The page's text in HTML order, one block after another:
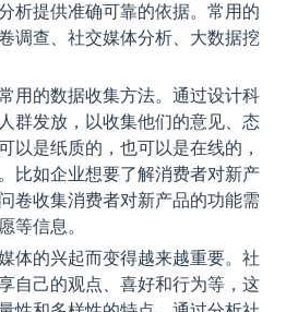
析提供准确可靠的依据。常用的
调查、社交媒体分析、大数据挖
用的数据收集方法。通过设计科
群发放，以收集他们的意见、态
以是纸质的，也可以是在线的，
比如企业想要了解消费者对新产
卷收集消费者对新产品的功能需
等信息。
体的兴起而变得越来越重要。社
自己的观点、喜好和行为等，这